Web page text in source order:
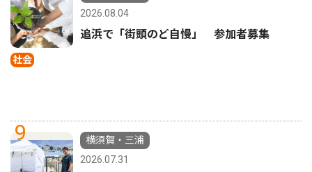
社会
2026.08.04
追浜で「街頭のど自慢」 参加者募集
9
横須賀・三浦
2026.07.31